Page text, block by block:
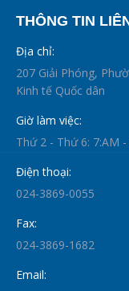
THÔNG TIN
Địa chỉ:
207 Giải Phóng,
Kinh tế Quốc dân
Giờ làm việc:
Thứ 2 - Thứ 6: 7:AM
Điện thoại:
024-3869-0055
Fax:
024-3869-1682
Email: